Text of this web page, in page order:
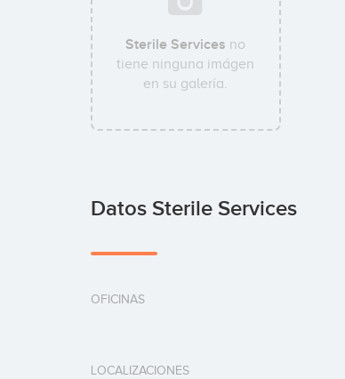
Sterile Services no
tiene ninguna imágen
en su galería.
Datos Sterile Services
OFICINAS
LOCALIZACIONES